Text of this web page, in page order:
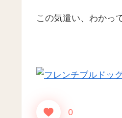
この気遣い、わかっ
0